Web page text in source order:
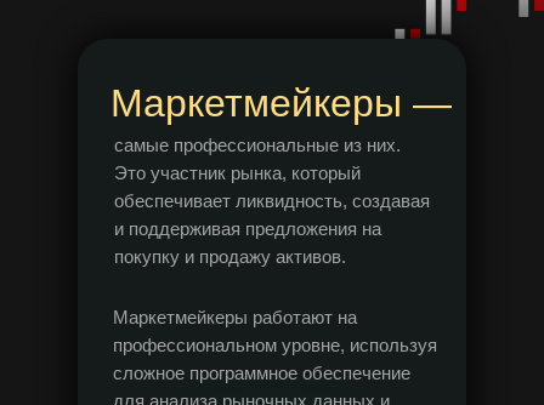
Маркетмейкеры —
самые профессиональные из них.
Это участник рынка, который
обеспечивает ликвидность, создавая
и поддерживая предложения на
покупку и продажу активов.
Маркетмейкеры работают на
профессиональном уровне, используя
сложное программное обеспечение
для анализа рыночных данных и